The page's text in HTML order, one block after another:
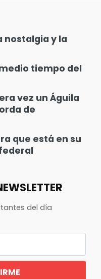
nostalgia y la
tiempo del
vez un Águila
de
que está en su
del día